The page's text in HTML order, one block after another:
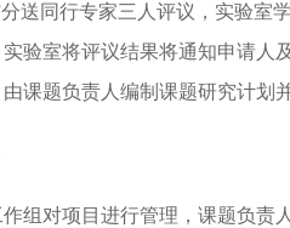
送同行专家三人评议，实验
验室将评议结果将通知申请人
课题负责人编制课题研究计划
组对项目进行管理，课题负责